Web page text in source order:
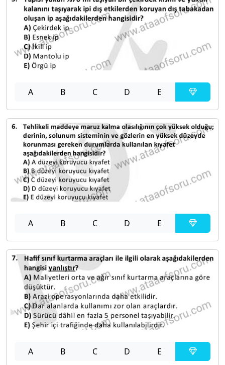
A B C D E
A B C D E
A B C D E